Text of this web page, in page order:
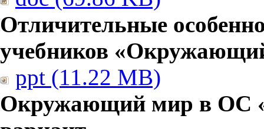
Отличительные
учебников
ppt (11.22 MB)
Окружающий мир в ОС